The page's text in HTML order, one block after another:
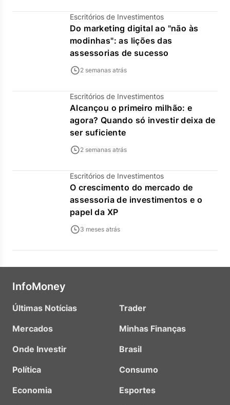
Escritórios de Investimentos
Do marketing digital ao "não às
modinhas": as lições das
assessorias de sucesso
2 semanas atrás
Escritórios de Investimentos
Alcançou o primeiro milhão: e
agora? Quando só investir deixa de
ser suficiente
2 semanas atrás
Escritórios de Investimentos
O crescimento do mercado de
assessoria de investimentos e o
papel da XP
3 meses atrás
InfoMoney
Últimas Notícias
Mercados
Onde Investir
Política
Economia
Trader
Minhas Finanças
Brasil
Consumo
Esportes